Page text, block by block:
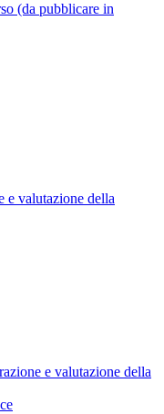
(da pubblicare in
e valutazione della
e valutazione della